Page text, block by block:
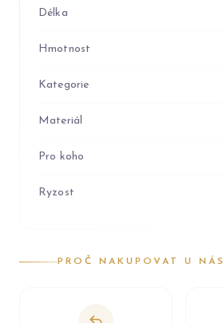
Délka
Hmotnost
Kategorie
Materiál
Pro koho
Ryzost
PROČ NAKUPOVAT U NÁS